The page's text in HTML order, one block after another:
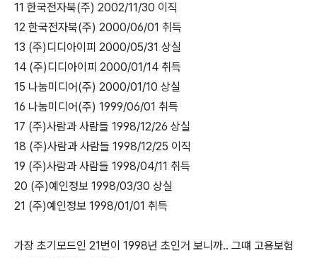
11 한국전자북(주) 2002/11/30 이직
12 한국전자북(주) 2000/06/01 취득
13 (주)디디아이피 2000/05/31 상실
14 (주)디디아이피 2000/01/14 취득
15 나눔미디어(주) 2000/01/10 상실
16 나눔미디어(주) 1999/06/01 취득
17 (주)사람과 사람들 1998/12/26 상실
18 (주)사람과 사람들 1998/12/25 이직
19 (주)사람과 사람들 1998/04/11 취득
20 (주)예인정보 1998/03/30 상실
21 (주)예인정보 1998/01/01 취득
가장 초기모드인 21번이 1998년 초인거 보니까.. 그떄 고용보험